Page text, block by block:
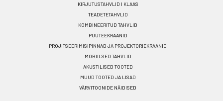
KIRJUTUSTAHVLID I KLAAS
TEADETETAHVLID
KOMBINEERITUD TAHVLID
PUUTEEKRAANID
PROJITSEERIMISIPINNAD JA PROJEKTORIEKRAANID
MOBIILSED TAHVLID
AKUSTILISED TOOTED
MUUD TOOTED JA LISAD
VÄRVITOONIDE NÄIDISED